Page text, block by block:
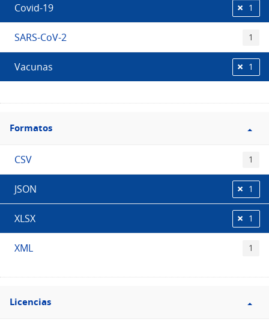
Covid-19 1
SARS-CoV-2 1
Vacunas 1
Filtro
Formatos
Formatos
CSV 1
JSON 1
XLSX 1
XML 1
Filtro
Licencias
Licencias